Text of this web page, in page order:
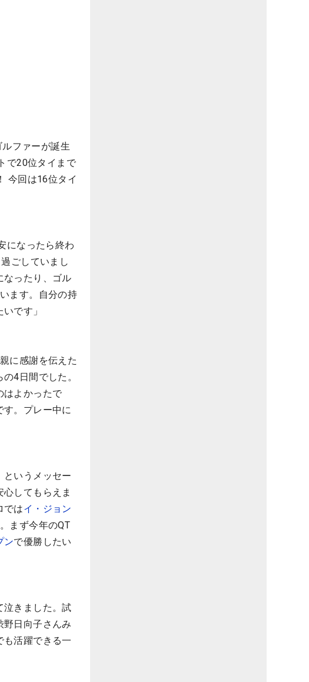
ファーが誕生
で20位タイまで
今回は16位タイ
になったら終わ
ごしていまし
なったり、ゴル
ます。自分の持
です」
に感謝を伝えた
4日間でした。
はよかったで
。プレー中に
というメッセー
してもらえま
ではイ・ジョン
まず今年のQT
ンで優勝したい
泣きました。試
日向子さんみ
も活躍できる一